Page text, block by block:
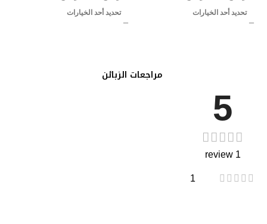
تحديد أحد الخيارات تحديد أحد الخيارات
مراجعات الزبائن
5
1 review
1